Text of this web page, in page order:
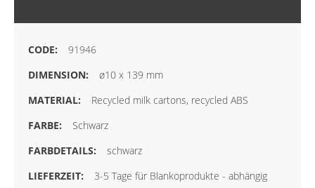
91946
ø10 x 139 mm
Recycled milk cartons, recycled ABS
Schwarz
schwarz
3-5 Tage für Blankoprodukte - abhängig